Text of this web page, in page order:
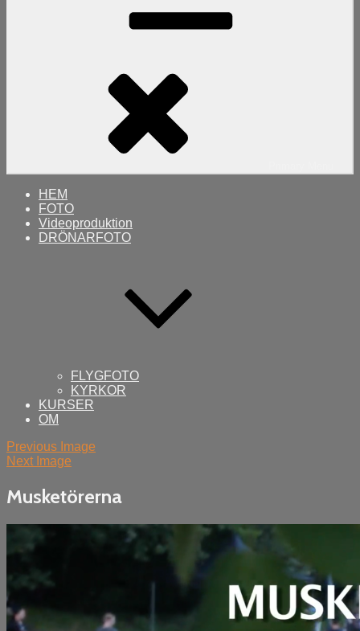
HEM
FOTO
Videoproduktion
DRÖNARFOTO
FLYGFOTO
KYRKOR
KURSER
OM
Previous Image
Next Image
Musketörerna